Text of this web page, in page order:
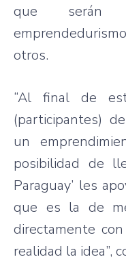
que serán
otros.
“Al final de
(participantes)
un
posibilidad de
Paraguay’ les
que es la de
directamente
realidad la idea”,